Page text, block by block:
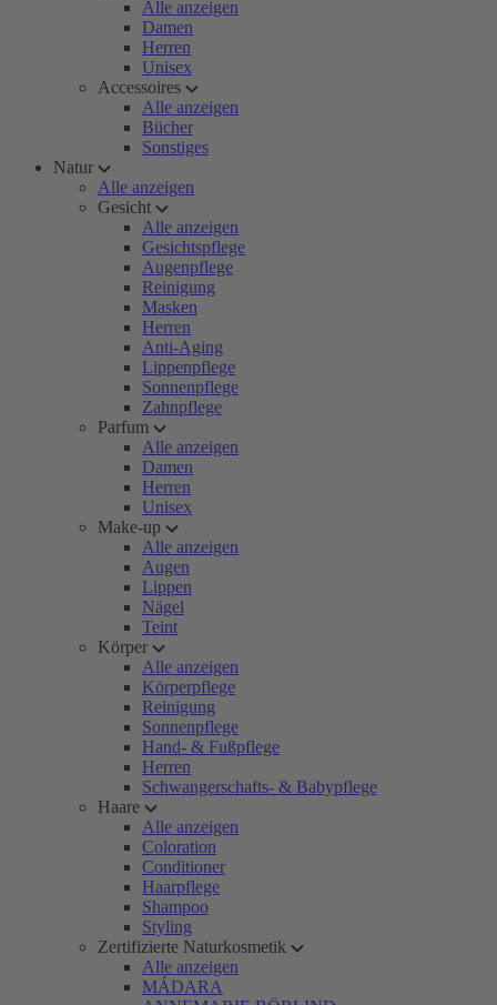
Alle anzeigen
Damen
Herren
Unisex
Accessoires
Alle anzeigen
Bücher
Sonstiges
Natur
Alle anzeigen
Gesicht
Alle anzeigen
Gesichtspflege
Augenpflege
Reinigung
Masken
Herren
Anti-Aging
Lippenpflege
Sonnenpflege
Zahnpflege
Parfum
Alle anzeigen
Damen
Herren
Unisex
Make-up
Alle anzeigen
Augen
Lippen
Nägel
Teint
Körper
Alle anzeigen
Körperpflege
Reinigung
Sonnenpflege
Hand- & Fußpflege
Herren
Schwangerschafts- & Babypflege
Haare
Alle anzeigen
Coloration
Conditioner
Haarpflege
Shampoo
Styling
Zertifizierte Naturkosmetik
Alle anzeigen
MÁDARA